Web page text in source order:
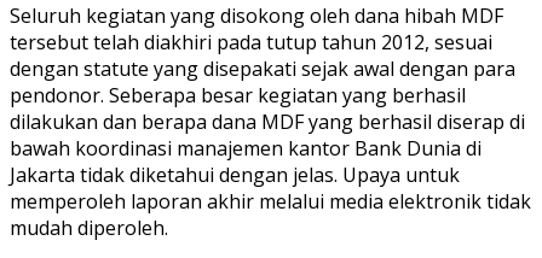
Seluruh kegiatan yang disokong oleh dana hibah MDF
tersebut telah diakhiri pada tutup tahun 2012, sesuai
dengan statute yang disepakati sejak awal dengan para
pendonor. Seberapa besar kegiatan yang berhasil
dilakukan dan berapa dana MDF yang berhasil diserap di
bawah koordinasi manajemen kantor Bank Dunia di
Jakarta tidak diketahui dengan jelas. Upaya untuk
memperoleh laporan akhir melalui media elektronik tidak
mudah diperoleh.